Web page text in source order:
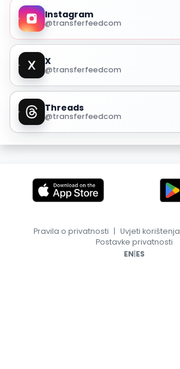
Instagram
@transferfeedcom
X
@transferfeedcom
Threads
@transferfeedcom
Pravila o privatnosti | Uvjeti korištenja
Postavke privatnosti
EN|ES